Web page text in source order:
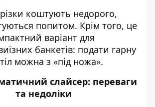
коштують недорого,
попитом. Крім того, це
варіант для
банкетів: подати гарну
можна з «під ножа».
слайсер: переваги
та недоліки